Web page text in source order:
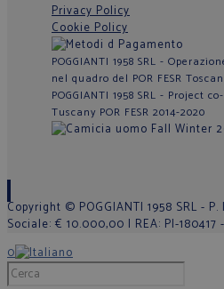
Privacy Policy
Cookie Policy
POGGIANTI 1958 SRL -
nel quadro del POR FESR
POGGIANTI 1958 SRL - Project
Tuscany POR FESR 2014-2020
Copyright © POGGIANTI 1958 SRL -
Sociale: € 10.000,00 | REA: PI-180417
0